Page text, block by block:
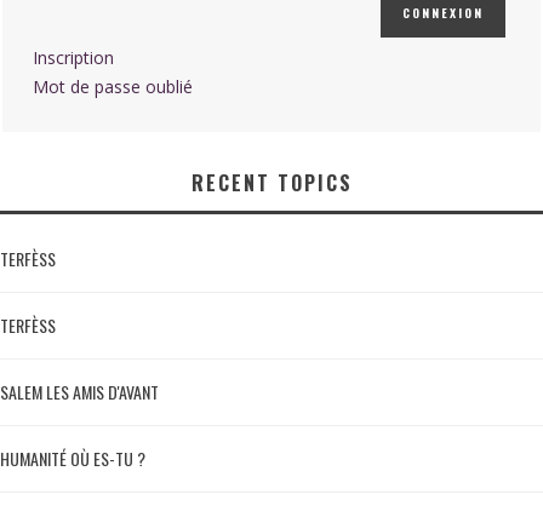
CONNEXION
Inscription
Mot de passe oublié
RECENT TOPICS
TERFÈSS
TERFÈSS
SALEM LES AMIS D'AVANT
HUMANITÉ OÙ ES-TU ?